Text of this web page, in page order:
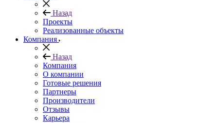
Назад
Проекты
Реализованные объекты
Компания
Назад
Компания
О компании
Готовые решения
Партнеры
Производители
Отзывы
Карьера